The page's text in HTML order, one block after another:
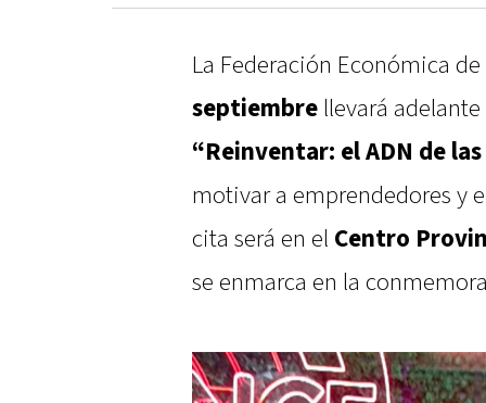
La Federación Económica
septiembre llevará
“Reinventar: el ADN de
motivar a emprendedores y
cita será en el Centro
se enmarca en la